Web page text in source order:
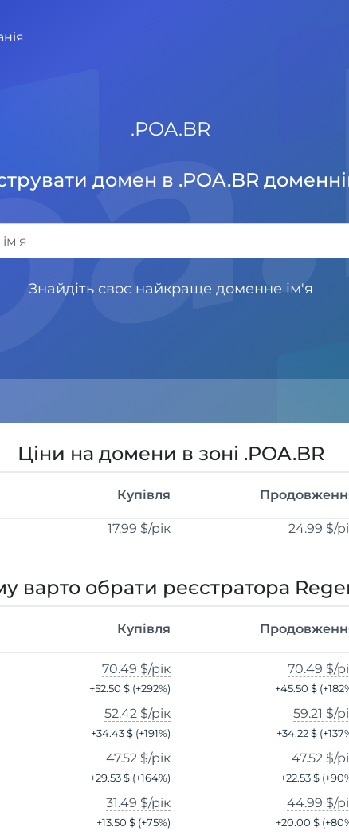
.POA.BR
домен в .POA.BR
Знайдіть своє найкраще доменне ім'я
Ціни на домени в зоні .POA.BR
Купівля
17.99 $/рік 24.99 $/
варто обрати реєстратора
Купівля
70.49 $/рік
+52.50 $ (+292%)
70.49 $/
+45.50 $(+182
52.42 $/рік
+34.43 $ (+191%)
59.21 $/
+34.22 $(+137
47.52 $/рік
+29.53 $ (+164%)
47.52 $/
+22.53 $(+90
31.49 $/рік
+13.50 $ (+75%)
44.99 $/
+20.00 $(+80